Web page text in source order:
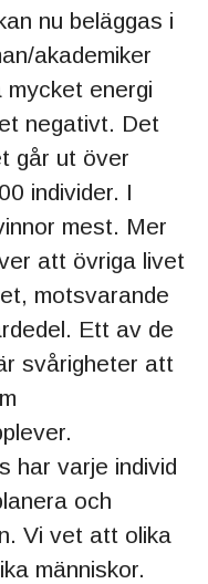
nu beläggas i
akademiker
energi
negativt. Det
går ut över
individer. I
mest. Mer
att övriga livet
motsvarande
Ett av de
svårigheter att
har varje individ
och
Vi vet att olika
människor.